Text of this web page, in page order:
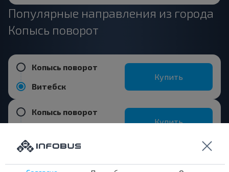
Популярные направления из города
Копысь поворот
Копысь поворот
Витебск
Купить
Копысь поворот
Купить
Копысь поворот